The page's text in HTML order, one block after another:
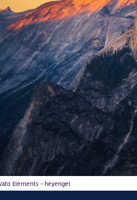
Elements - heyengel